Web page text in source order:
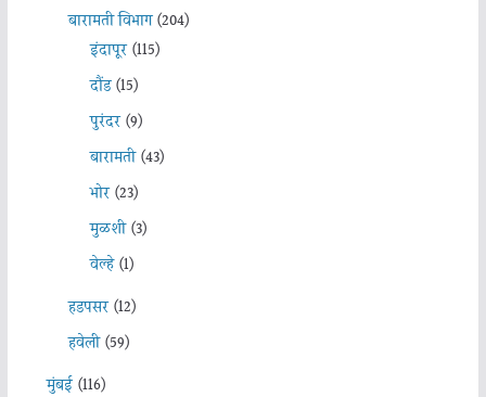
बारामती विभाग(204)
इंदापूर(115)
दौंड(15)
पुरंदर(9)
बारामती(43)
भोर(23)
मुळशी(3)
वेल्हे(1)
हडपसर(12)
हवेली(59)
मुंबई(116)